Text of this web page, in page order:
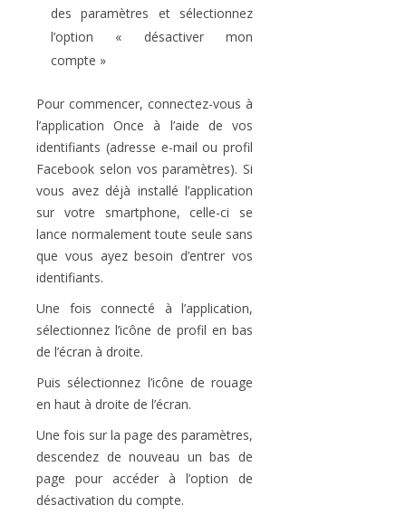
des paramètres et sélectionnez
l’option « désactiver mon
compte »
Pour commencer, connectez-vous à
l’application Once à l’aide de vos
identifiants (adresse e-mail ou profil
Facebook selon vos paramètres). Si
vous avez déjà installé l’application
sur votre smartphone, celle-ci se
lance normalement toute seule sans
que vous ayez besoin d’entrer vos
identifiants.
Une fois connecté à l’application,
sélectionnez l’icône de profil en bas
de l’écran à droite.
Puis sélectionnez l’icône de rouage
en haut à droite de l’écran.
Une fois sur la page des paramètres,
descendez de nouveau un bas de
page pour accéder à l’option de
désactivation du compte.